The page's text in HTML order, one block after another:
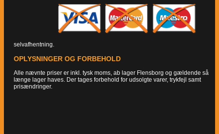
selvafhentning.
OPLYSNINGER OG FORBEHOLD
Alle nævnte priser er inkl. tysk moms, ab lager Flensborg og gældende så
længe lager haves. Der tages forbehold for udsolgte varer, trykfejl samt
prisændringer.